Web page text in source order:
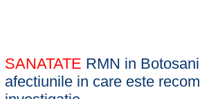
SANATATE RMN in Botosani
afectiunile in care este